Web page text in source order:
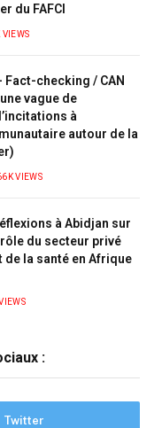
du FAFCI
VIEWS
Fact-checking / CAN
vague de
à
autour de la
VIEWS
à Abidjan sur
du secteur privé
de la santé en Afrique
:
Twitter